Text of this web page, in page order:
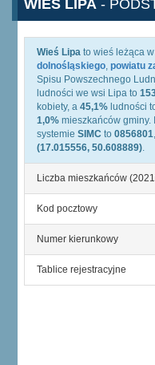
WIEŚ LIPA -
Wieś Lipa to wieś leżąca
dolnośląskiego, powiatu
Spisu Powszechnego
ludności we wsi Lipa to
kobiety, a 45,1% ludności
1,0% mieszkańców
systemie SIMC to 0856801
(17.015556, 50.608889).
Liczba mieszkańców
Kod pocztowy
Numer kierunkowy
Tablice rejestracyjne